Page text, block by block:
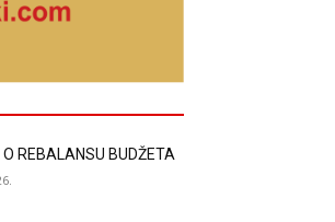
REBALANSU BUDŽETA